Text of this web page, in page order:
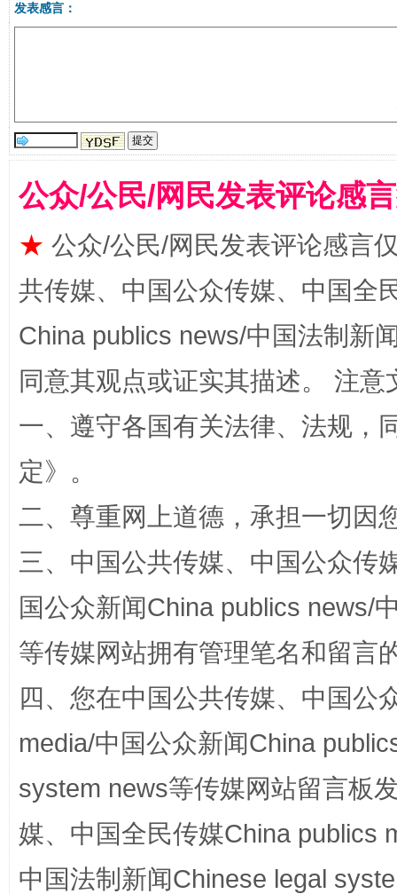
全民健身五年计划来了！等你上场
国家大学科技园优化重塑工作
发表感言：
公众/公民/网民发表评论感
★ 公众/公民/网民发表评论感言
共传媒、中国公众传媒、中国全
China publics news/中国法制新
同意其观点或证实其描述。 注
一、遵守各国有关法律、法规，
定》。
二、尊重网上道德，承担一切因
三、中国公共传媒、中国公众传
国公众新闻China publics news/
等传媒网站拥有管理笔名和留言
四、您在中国公共传媒、中国公
media/中国公众新闻China
system news等传媒网站留言板
媒、中国全民传媒China publics
中国法制新闻Chinese legal